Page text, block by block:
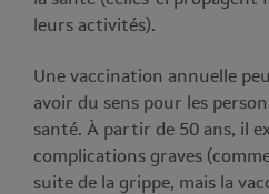
leurs activités).
Une vaccination annuelle
avoir du sens pour les
santé. À partir de 50 ans, il
complications graves
suite de la grippe, mais la